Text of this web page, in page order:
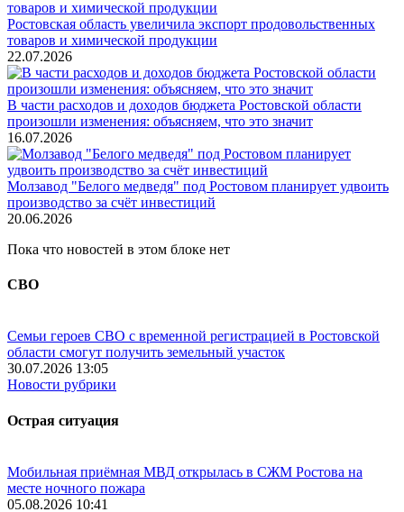
Ростовская область увеличила экспорт продовольственных
товаров и химической продукции
22.07.2026
В части расходов и доходов бюджета Ростовской области
произошли изменения: объясняем, что это значит
16.07.2026
Молзавод "Белого медведя" под Ростовом планирует удвоить
производство за счёт инвестиций
20.06.2026
Пока что новостей в этом блоке нет
СВО
Семьи героев СВО с временной регистрацией в Ростовской
области смогут получить земельный участок
30.07.2026 13:05
Новости рубрики
Острая ситуация
Мобильная приёмная МВД открылась в СЖМ Ростова на
месте ночного пожара
05.08.2026 10:41